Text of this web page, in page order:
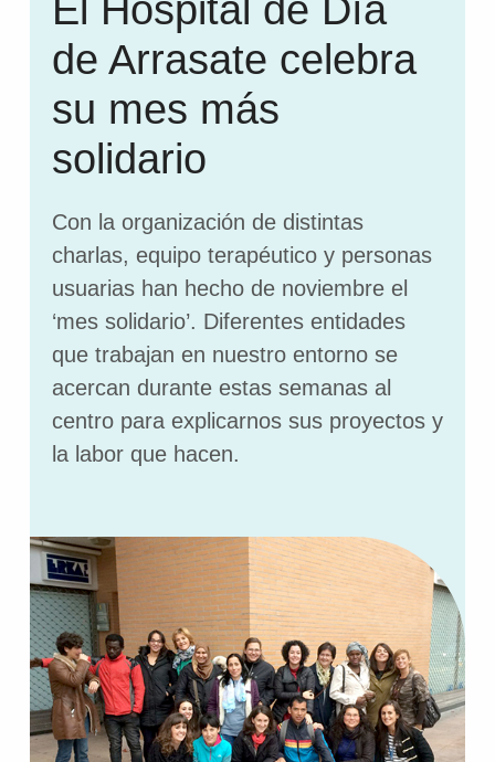
El Hospital de Día
de Arrasate celebra
su mes más
solidario
Con la organización de distintas
charlas, equipo terapéutico y personas
usuarias han hecho de noviembre el
‘mes solidario’. Diferentes entidades
que trabajan en nuestro entorno se
acercan durante estas semanas al
centro para explicarnos sus proyectos y
la labor que hacen.